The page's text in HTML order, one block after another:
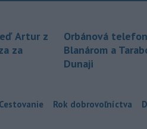
Artur z
za
Orbánová
Blanárom a
Dunaji
Cestovanie Rok dobrovoľníctva